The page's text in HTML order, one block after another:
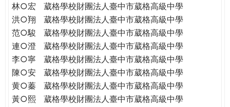
林○宏
葳格學校財團法人臺中市葳格高級中學
洪○翔
葳格學校財團法人臺中市葳格高級中學
范○駿
葳格學校財團法人臺中市葳格高級中學
連○澄
葳格學校財團法人臺中市葳格高級中學
李○寧
葳格學校財團法人臺中市葳格高級中學
陳○安
葳格學校財團法人臺中市葳格高級中學
黄○蓁
葳格學校財團法人臺中市葳格高級中學
黃○熙
葳格學校財團法人臺中市葳格高級中學